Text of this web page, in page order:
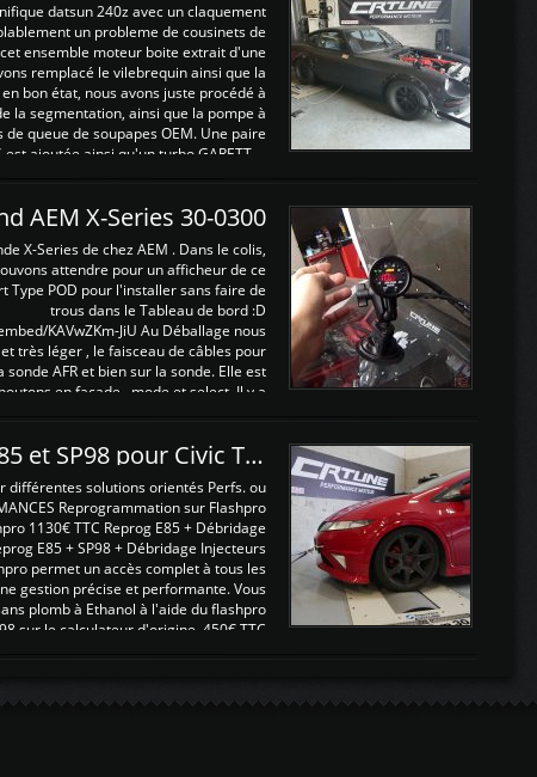
datsun 240z avec un claquement
un probleme de cousinets de
ensemble moteur boite extrait d'une
remplacé le vilebrequin ainsi que la
bon état, nous avons juste procédé à
la segmentation, ainsi que la pompe à
de queue de soupapes OEM. Une paire
ajoutée ainsi qu'un turbo GARETT ...
AEM X-Series 30-0300
X-Series de chez AEM . Dans le colis,
attendre pour un afficheur de ce
Type POD pour l'installer sans faire de
trous dans le Tableau de bord :D
KAVwZKm-JiU Au Déballage nous
très léger , le faisceau de câbles pour
AFR et bien sur la sonde. Elle est
en façade , mode et select. Il y a
Reprogrammations E85 et SP98 pour Civic Type R FN2
différentes solutions orientés Perfs. ou
Reprogrammation sur Flashpro
1130€ TTC Reprog E85 + Débridage
E85 + SP98 + Débridage Injecteurs
permet un accès complet à tous les
gestion précise et performante. Vous
plomb à Ethanol à l'aide du flashpro
98 sur le calculateur d'origine 450€ TTC